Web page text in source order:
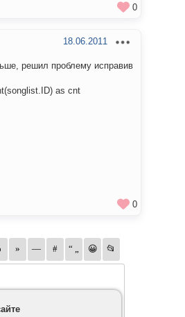
0
18.06.2011
решил проблему исправив
as cnt
0